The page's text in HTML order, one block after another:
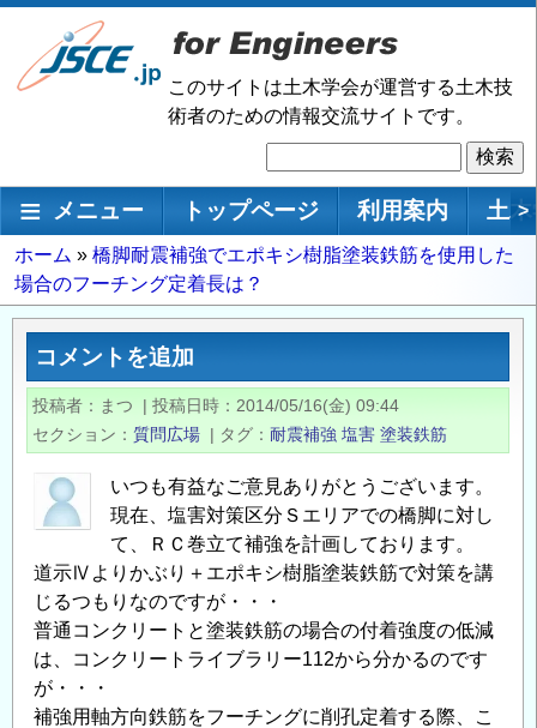
メ
ン
移
動
このサイトは土木学会が運営する土木技
術者のための情報交流サイトです。
索
メインナビゲーション
メニュー トップページ 利用案内 土 >
パ
ン
く
ホーム
橋脚耐震補強でエポキシ樹脂塗装鉄筋を使用した
場合のフーチング定着長は？
コメントを追加
投稿者 まつ | 投稿日時
2014/05/16(金) 09:44
セクション
質問広場 | タグ 耐震補強 塩害 塗装鉄筋
いつも有益なご意見ありがとうございます。
現在、塩害対策区分Ｓエリアでの橋脚に対し
て、ＲＣ巻立て補強を計画しております。
道示Ⅳよりかぶり＋エポキシ樹脂塗装鉄筋で対策を講
じるつもりなのですが・・・
普通コンクリートと塗装鉄筋の場合の付着強度の低減
は、コンクリートライブラリー112から分かるのです
が・・・
補強用軸方向鉄筋をフーチングに削孔定着する際、こ